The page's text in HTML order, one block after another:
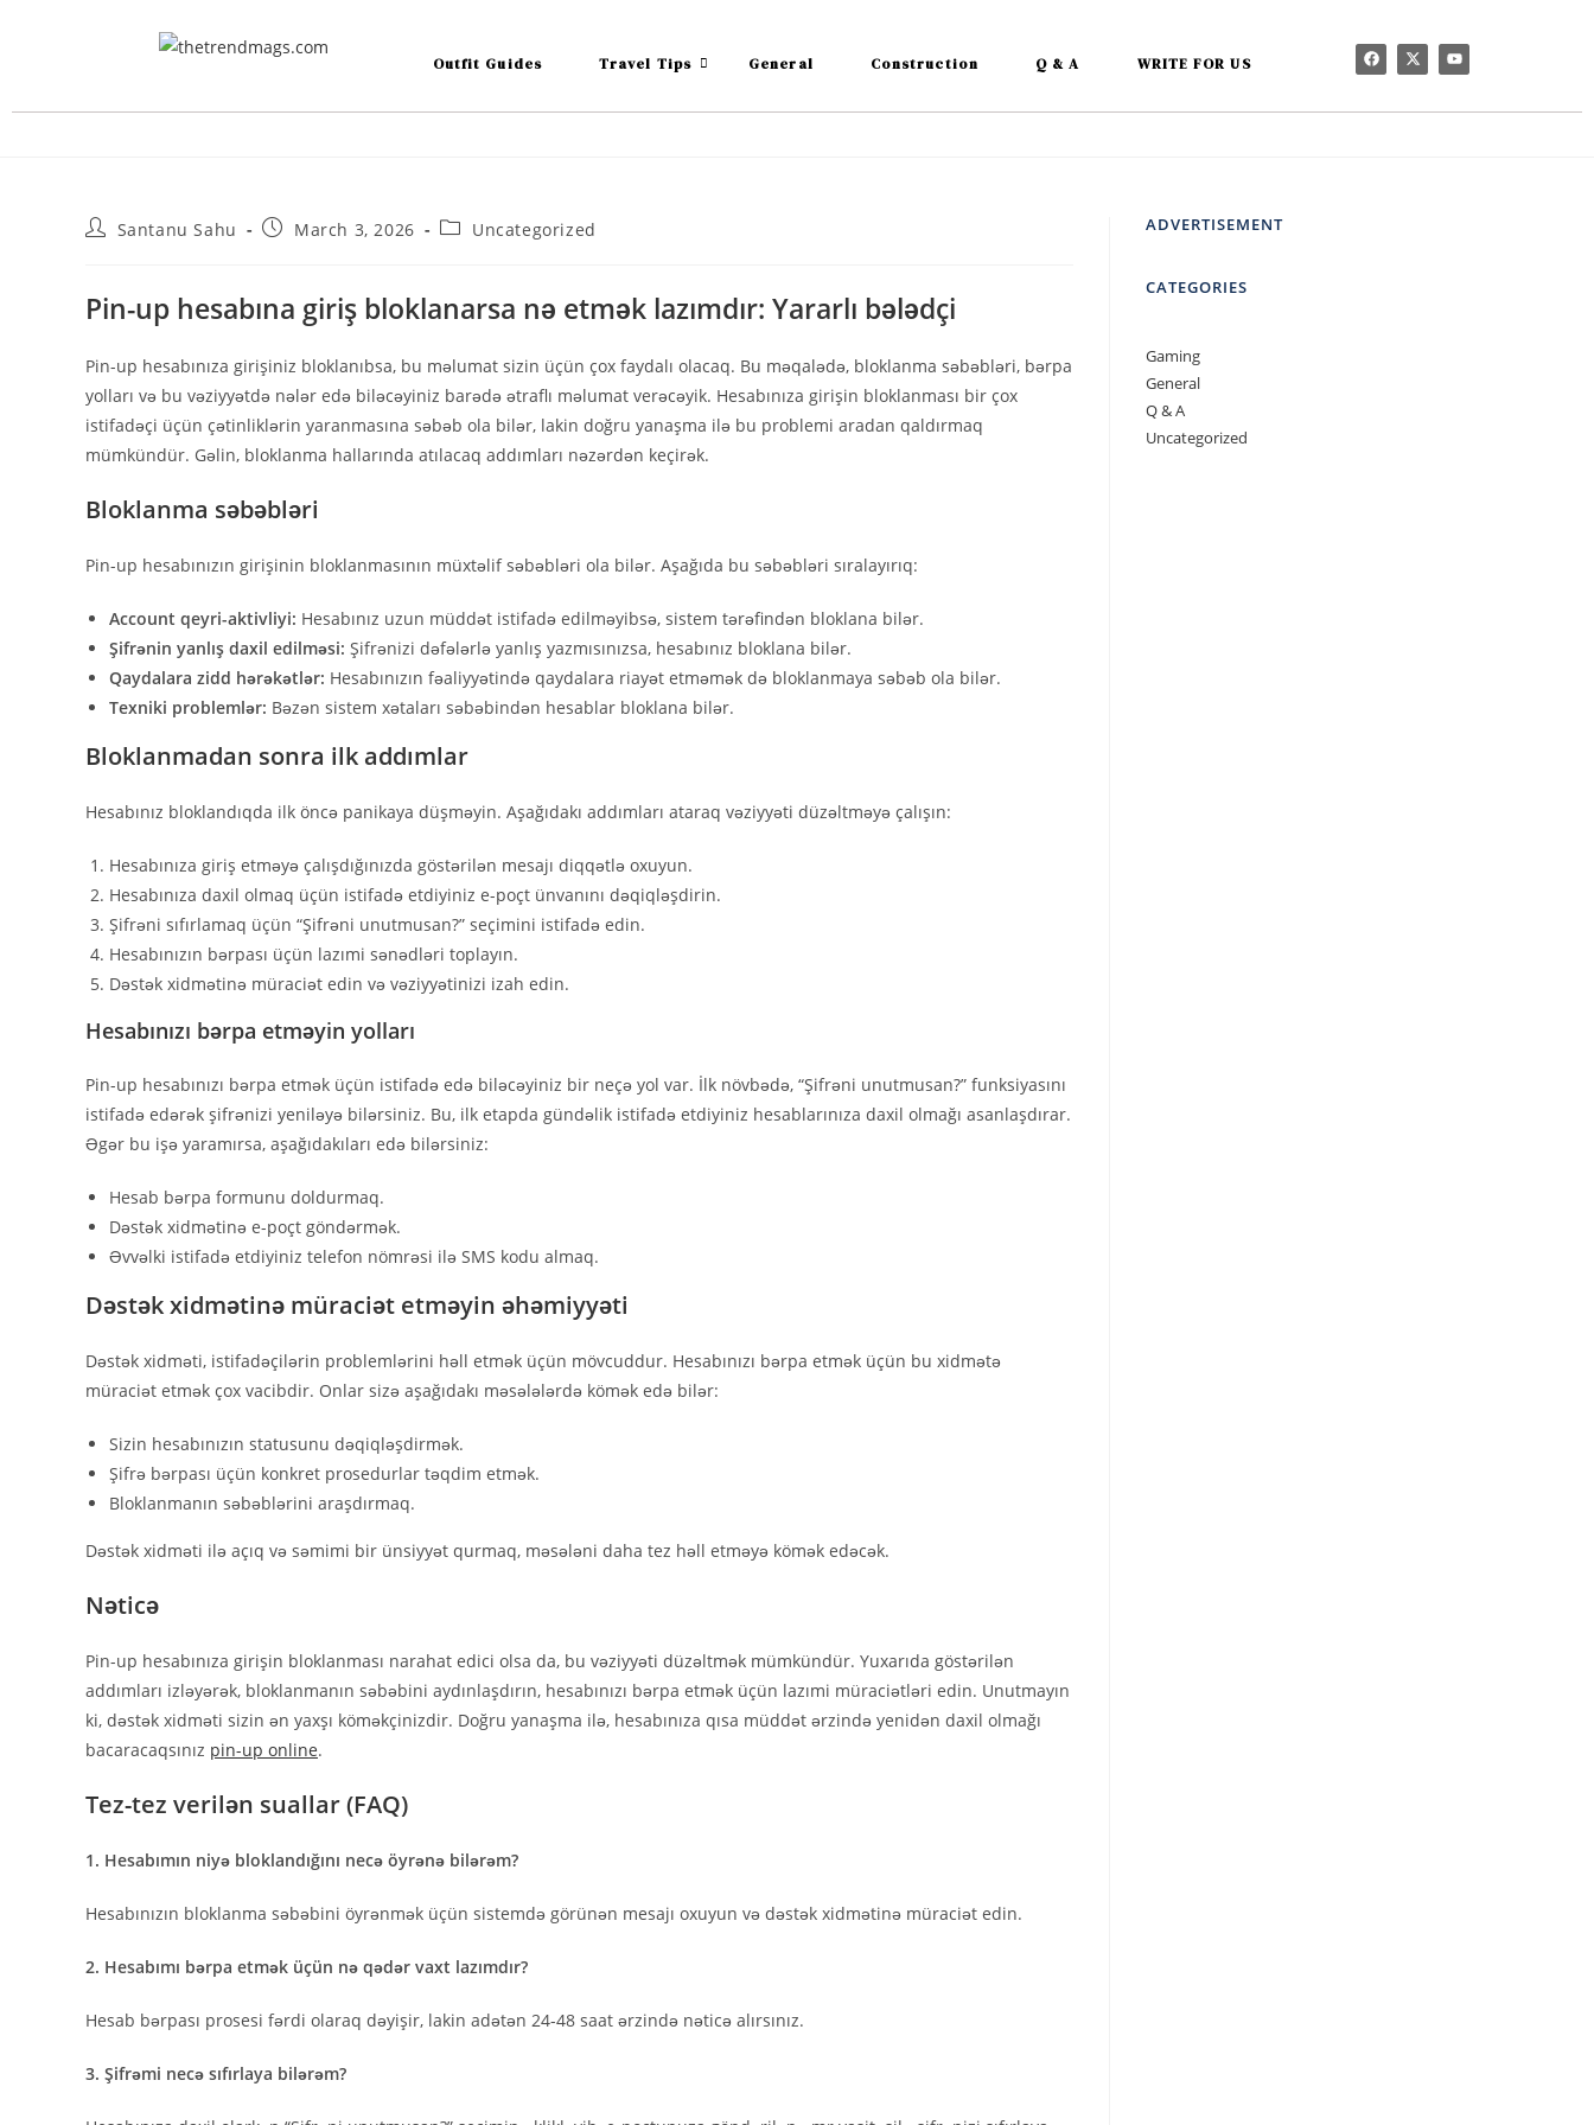
Outfit Guides Travel Tips General Construction Q & A WRITE FOR US
Santanu Sahu March 3, 2026 Uncategorized
Pin-up hesabına giriş bloklanarsa nə etmək lazımdır: Yararlı bələdçi
Pin-up hesabınıza girişiniz bloklanıbsa, bu məlumat sizin üçün çox faydalı olacaq. Bu məqalədə, bloklanma səbəbləri, bərpa
yolları və bu vəziyyətdə nələr edə biləcəyiniz barədə ətraflı məlumat verəcəyik. Hesabınıza girişin bloklanması bir çox
istifadəçi üçün çətinliklərin yaranmasına səbəb ola bilər, lakin doğru yanaşma ilə bu problemi aradan qaldırmaq
mümkündür. Gəlin, bloklanma hallarında atılacaq addımları nəzərdən keçirək.
Bloklanma səbəbləri
Pin-up hesabınızın girişinin bloklanmasının müxtəlif səbəbləri ola bilər. Aşağıda bu səbəbləri sıralayırıq:
Account qeyri-aktivliyi: Hesabınız uzun müddət istifadə edilməyibsə, sistem tərəfindən bloklana bilər.
Şifrənin yanlış daxil edilməsi: Şifrənizi dəfələrlə yanlış yazmısınızsa, hesabınız bloklana bilər.
Qaydalara zidd hərəkətlər: Hesabınızın fəaliyyətində qaydalara riayət etməmək də bloklanmaya səbəb ola bilər.
Texniki problemlər: Bəzən sistem xətaları səbəbindən hesablar bloklana bilər.
Bloklanmadan sonra ilk addımlar
Hesabınız bloklandıqda ilk öncə panikaya düşməyin. Aşağıdakı addımları ataraq vəziyyəti düzəltməyə çalışın:
Hesabınıza giriş etməyə çalışdığınızda göstərilən mesajı diqqətlə oxuyun.
Hesabınıza daxil olmaq üçün istifadə etdiyiniz e-poçt ünvanını dəqiqləşdirin.
Şifrəni sıfırlamaq üçün “Şifrəni unutmusan?” seçimini istifadə edin.
Hesabınızın bərpası üçün lazımi sənədləri toplayın.
Dəstək xidmətinə müraciət edin və vəziyyətinizi izah edin.
Hesabınızı bərpa etməyin yolları
Pin-up hesabınızı bərpa etmək üçün istifadə edə biləcəyiniz bir neçə yol var. İlk növbədə, “Şifrəni unutmusan?” funksiyasını
istifadə edərək şifrənizi yeniləyə bilərsiniz. Bu, ilk etapda gündəlik istifadə etdiyiniz hesablarınıza daxil olmağı asanlaşdırar.
Əgər bu işə yaramırsa, aşağıdakıları edə bilərsiniz:
Hesab bərpa formunu doldurmaq.
Dəstək xidmətinə e-poçt göndərmək.
Əvvəlki istifadə etdiyiniz telefon nömrəsi ilə SMS kodu almaq.
Dəstək xidmətinə müraciət etməyin əhəmiyyəti
Dəstək xidməti, istifadəçilərin problemlərini həll etmək üçün mövcuddur. Hesabınızı bərpa etmək üçün bu xidmətə
müraciət etmək çox vacibdir. Onlar sizə aşağıdakı məsələlərdə kömək edə bilər:
Sizin hesabınızın statusunu dəqiqləşdirmək.
Şifrə bərpası üçün konkret prosedurlar təqdim etmək.
Bloklanmanın səbəblərini araşdırmaq.
Dəstək xidməti ilə açıq və səmimi bir ünsiyyət qurmaq, məsələni daha tez həll etməyə kömək edəcək.
Nəticə
Pin-up hesabınıza girişin bloklanması narahat edici olsa da, bu vəziyyəti düzəltmək mümkündür. Yuxarıda göstərilən
addımları izləyərək, bloklanmanın səbəbini aydınlaşdırın, hesabınızı bərpa etmək üçün lazımi müraciətləri edin. Unutmayın
ki, dəstək xidməti sizin ən yaxşı köməkçinizdir. Doğru yanaşma ilə, hesabınıza qısa müddət ərzində yenidən daxil olmağı
bacaracaqsınız pin-up online.
Tez-tez verilən suallar (FAQ)
1. Hesabımın niyə bloklandığını necə öyrənə bilərəm?
Hesabınızın bloklanma səbəbini öyrənmək üçün sistemdə görünən mesajı oxuyun və dəstək xidmətinə müraciət edin.
2. Hesabımı bərpa etmək üçün nə qədər vaxt lazımdır?
Hesab bərpası prosesi fərdi olaraq dəyişir, lakin adətən 24-48 saat ərzində nəticə alırsınız.
3. Şifrəmi necə sıfırlaya bilərəm?
ADVERTISEMENT
CATEGORIES
Gaming
General
Q & A
Uncategorized